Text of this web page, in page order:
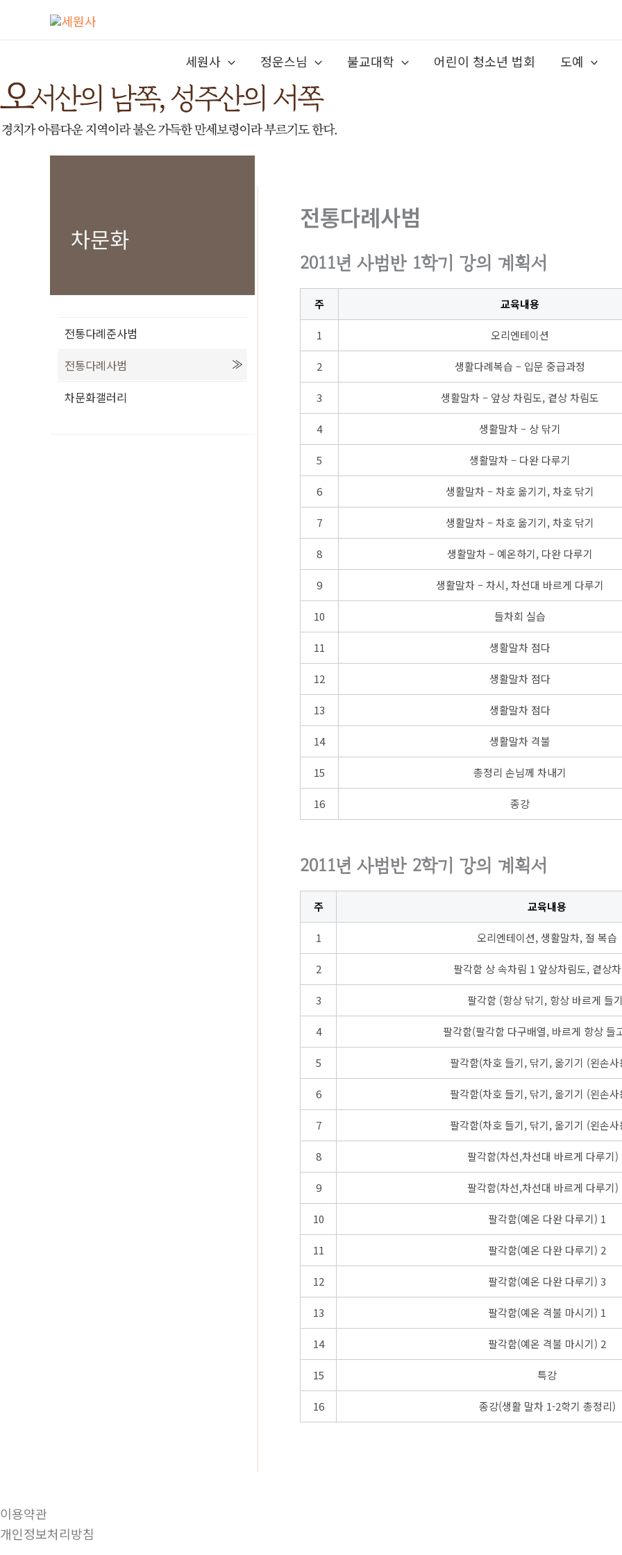
건
너
뛰
세원사 정운스님 불교대학 어린이 청소년 법회 도예
차문화
전통다례준사범
전통다례사범
차문화갤러리
전통다례사범
2011년 사범반 1학기 강의 계획서
주 교육내용
1 오리엔테이션
2 생활다례복습 – 입문 중급과정
3 생활말차 – 앞상 차림도, 곁상 차림도
4 생활말차 – 상 닦기
5 생활말차 – 다완 다루기
6 생활말차 – 차호 옮기기, 차호 닦기
7 생활말차 – 차호 옮기기, 차호 닦기
8 생활말차 – 예온하기, 다완 다루기
9 생활말차 – 차시, 차선대 바르게 다루기
10 들차회 실습
11 생활말차 점다
12 생활말차 점다
13 생활말차 점다
14 생활말차 격불
15 총정리 손님께 차내기
16 종강
2011년 사범반 2학기 강의 계획서
주 교육내용
1 오리엔테이션, 생활말차, 절 복습
2 팔각함 상 속차림 1 앞상차림도, 곁상
3 팔각함 (항상 닦기, 항상 바르게 들
4 팔각함(팔각함 다구배열, 바르게 항상 들
5 팔각함(차호 들기, 닦기, 옮기기 (왼손
6 팔각함(차호 들기, 닦기, 옮기기 (왼손
7 팔각함(차호 들기, 닦기, 옮기기 (왼손
8 팔각함(차선,차선대 바르게 다루기)
9 팔각함(차선,차선대 바르게 다루기)
10 팔각함(예온 다완 다루기) 1
11 팔각함(예온 다완 다루기) 2
12 팔각함(예온 다완 다루기) 3
13 팔각함(예온 격불 마시기) 1
14 팔각함(예온 격불 마시기) 2
15 특강
16 종강(생활 말차 1-2학기 총정리)
이용약관
개인정보처리방침